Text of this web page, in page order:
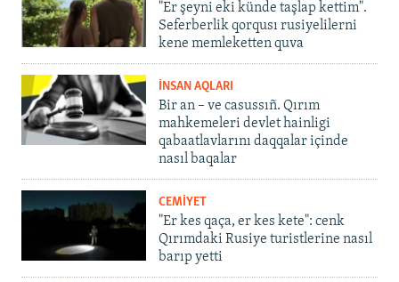
"Er şeyni eki künde taşlap kettim".
Seferberlik qorqusı rusiyelilerni
kene memleketten quva
İNSAN AQLARI
Bir an – ve casussıñ. Qırım
mahkemeleri devlet hainligi
qabaatlavlarını daqqalar içinde
nasıl baqalar
CEMİYET
"Er kes qaça, er kes kete": cenk
Qırımdaki Rusiye turistlerine nasıl
barıp yetti